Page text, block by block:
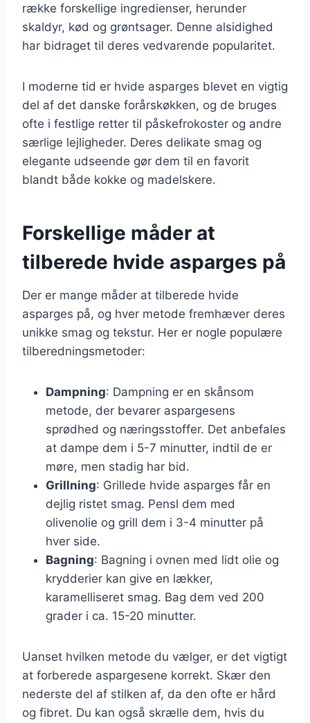
række forskellige ingredienser, herunder
skaldyr, kød og grøntsager. Denne alsidighed
har bidraget til deres vedvarende popularitet.
I moderne tid er hvide asparges blevet en vigtig
del af det danske forårskøkken, og de bruges
ofte i festlige retter til påskefrokoster og andre
særlige lejligheder. Deres delikate smag og
elegante udseende gør dem til en favorit
blandt både kokke og madelskere.
Forskellige måder at
tilberede hvide asparges på
Der er mange måder at tilberede hvide
asparges på, og hver metode fremhæver deres
unikke smag og tekstur. Her er nogle populære
tilberedningsmetoder:
Dampning: Dampning er en skånsom
metode, der bevarer aspargesens
sprødhed og næringsstoffer. Det anbefales
at dampe dem i 5-7 minutter, indtil de er
møre, men stadig har bid.
Grillning: Grillede hvide asparges får en
dejlig ristet smag. Pensl dem med
olivenolie og grill dem i 3-4 minutter på
hver side.
Bagning: Bagning i ovnen med lidt olie og
krydderier kan give en lækker,
karamelliseret smag. Bag dem ved 200
grader i ca. 15-20 minutter.
Uanset hvilken metode du vælger, er det vigtigt
at forberede aspargesene korrekt. Skær den
nederste del af stilken af, da den ofte er hård
og fibret. Du kan også skrælle dem, hvis du